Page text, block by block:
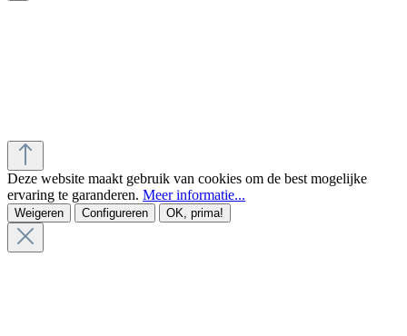
Deze website maakt gebruik van cookies om de best mogelijke
ervaring te garanderen. Meer informatie...
Weigeren Configureren OK, prima!